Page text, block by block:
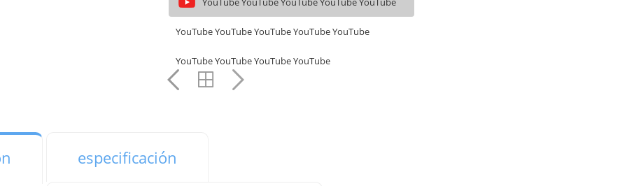
YouTube YouTube YouTube YouTube YouTube
YouTube YouTube YouTube YouTube
especificación